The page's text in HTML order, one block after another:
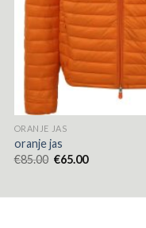
ORANJE JAS
oranje jas
€85.00 €65.00